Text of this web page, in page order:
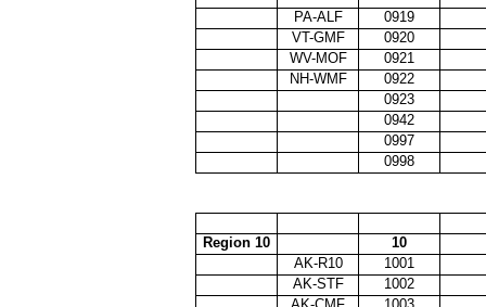
PA-ALF
0919
VT-GMF
0920
WV-MOF
0921
NH-WMF
0922
0923
0942
0997
0998
Region 10
10
AK-R10
1001
AK-STF
1002